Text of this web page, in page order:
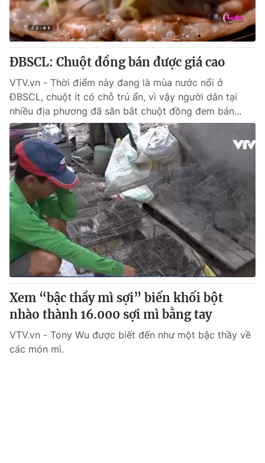
ĐBSCL: Chuột đồng bán được giá cao
VTV.vn - Thời điểm này đang là mùa nước nổi ở
ĐBSCL, chuột ít có chỗ trú ẩn, vì vậy người dân tại
nhiều địa phương đã săn bắt chuột đồng đem bán...
Xem “bậc thầy mì sợi” biến khối bột
nhào thành 16.000 sợi mì bằng tay
VTV.vn - Tony Wu được biết đến như một bậc thầy về
các món mì.